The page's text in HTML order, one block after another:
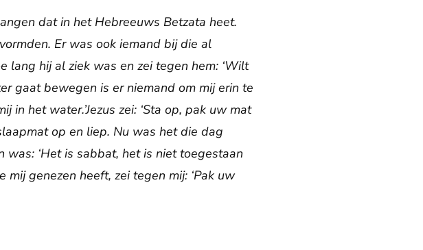
dat in het Hebreeuws Betzata heet.
Er was ook iemand bij die al
lang hij al ziek was en zei tegen hem: ‘Wilt
gaat bewegen is er niemand om mij erin te
het water.’Jezus zei: ‘Sta op, pak uw mat
op en liep. Nu was het die dag
was: ‘Het is sabbat, het is niet toegestaan
mij genezen heeft, zei tegen mij: ‘Pak uw